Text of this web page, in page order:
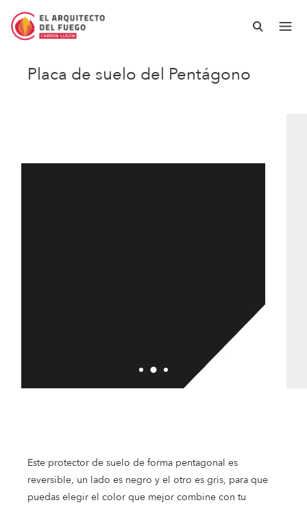
Placa de suelo del Pentágono
Este protector de suelo de forma pentagonal es
reversible, un lado es negro y el otro es gris, para que
puedas elegir el color que mejor combine con tu